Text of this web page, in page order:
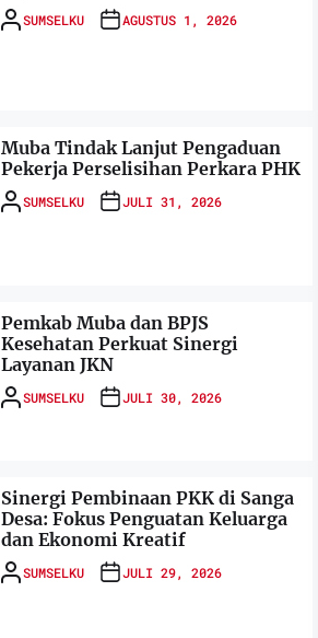
SUMSELKU AGUSTUS 1, 2026
Muba Tindak Lanjut Pengaduan
Pekerja Perselisihan Perkara PHK
SUMSELKU JULI 31, 2026
Pemkab Muba dan BPJS
Kesehatan Perkuat Sinergi
Layanan JKN
SUMSELKU JULI 30, 2026
Sinergi Pembinaan PKK di Sanga
Desa: Fokus Penguatan Keluarga
dan Ekonomi Kreatif
SUMSELKU JULI 29, 2026